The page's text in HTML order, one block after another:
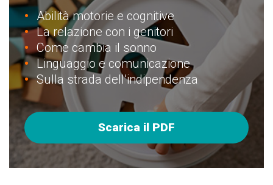
Abilità motorie e cognitive
La relazione con i genitori
Come cambia il sonno
Linguaggio e comunicazione
Sulla strada dell’indipendenza
Scarica il PDF